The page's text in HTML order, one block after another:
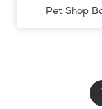
Pet Shop